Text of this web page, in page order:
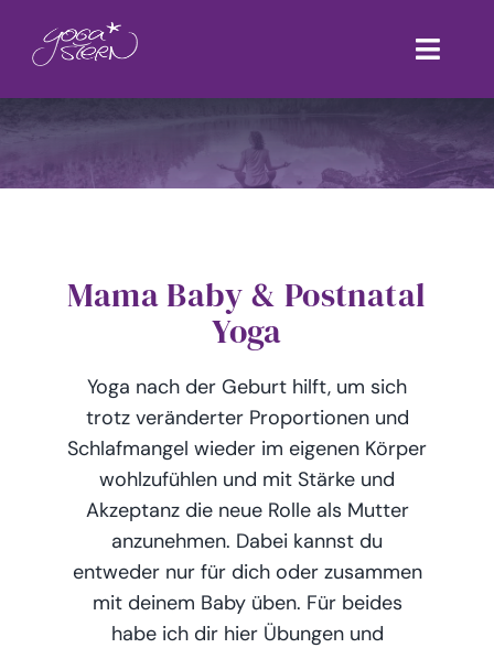
Inhalt
Toggle
Kursplan Studio Wiesbaden
Preise
Kurs buchen
Events & Workshops
Yogalehrer Team
Podcast & Blog
Mama Baby & Postnatal
Yoga
Yoga nach der Geburt hilft, um sich
trotz veränderter Proportionen und
Schlafmangel wieder im eigenen Körper
wohlzufühlen und mit Stärke und
Akzeptanz die neue Rolle als Mutter
anzunehmen. Dabei kannst du
entweder nur für dich oder zusammen
mit deinem Baby üben. Für beides
habe ich dir hier Übungen und